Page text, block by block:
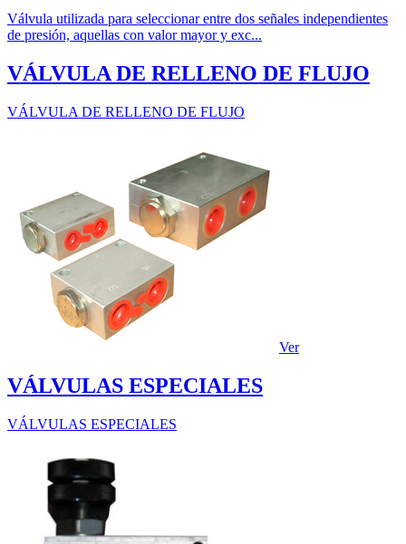
Válvula utilizada para seleccionar entre dos señales independientes
de presión, aquellas con valor mayor y exc...
VÁLVULA DE RELLENO DE FLUJO
VÁLVULA DE RELLENO DE FLUJO
Ver
VÁLVULAS ESPECIALES
VÁLVULAS ESPECIALES